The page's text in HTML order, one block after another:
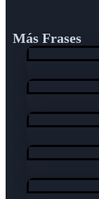
Más Frases